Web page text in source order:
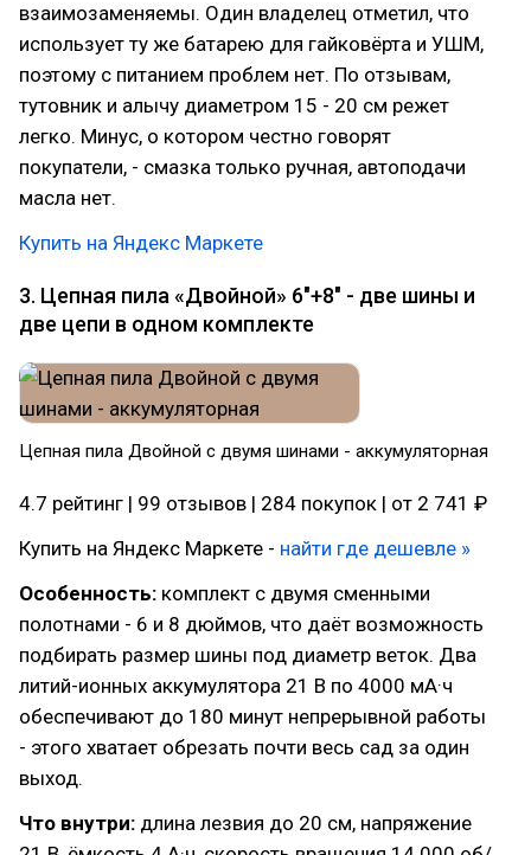
взаимозаменяемы. Один владелец отметил, что
использует ту же батарею для гайковёрта и УШМ,
поэтому с питанием проблем нет. По отзывам,
тутовник и алычу диаметром 15 - 20 см режет
легко. Минус, о котором честно говорят
покупатели, - смазка только ручная, автоподачи
масла нет.
Купить на Яндекс Маркете
3. Цепная пила «Двойной» 6"+8" - две шины и
две цепи в одном комплекте
Цепная пила Двойной с двумя шинами - аккумуляторная
4.7 рейтинг | 99 отзывов | 284 покупок | от 2 741 ₽
Купить на Яндекс Маркете - найти где дешевле »
Особенность: комплект с двумя сменными
полотнами - 6 и 8 дюймов, что даёт возможность
подбирать размер шины под диаметр веток. Два
литий-ионных аккумулятора 21 В по 4000 мА·ч
обеспечивают до 180 минут непрерывной работы
- этого хватает обрезать почти весь сад за один
выход.
Что внутри: длина лезвия до 20 см, напряжение